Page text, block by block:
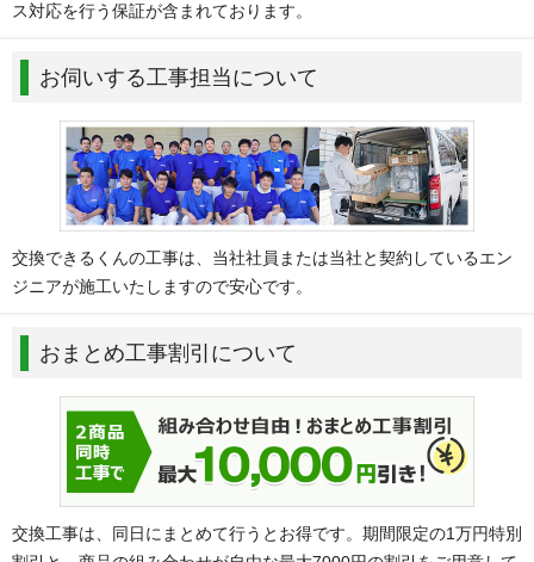
ス対応を行う保証が含まれております。
お伺いする工事担当について
交換できるくんの工事は、当社社員または当社と契約しているエン
ジニアが施工いたしますので安心です。
おまとめ工事割引について
交換工事は、同日にまとめて行うとお得です。期間限定の1万円特別